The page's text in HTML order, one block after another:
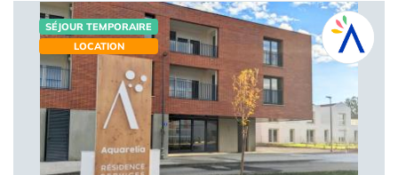
SÉJOUR TEMPORAIRE
LOCATION